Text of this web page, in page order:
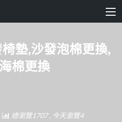
墊,沙發泡棉更換,
棉更換
總瀏覽1707 , 今天瀏覽4